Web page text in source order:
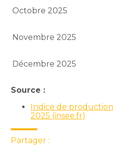
Octobre 2025
Novembre 2025
Décembre 2025
Source :
Indice de production
2025 (insee.fr)
Partager :